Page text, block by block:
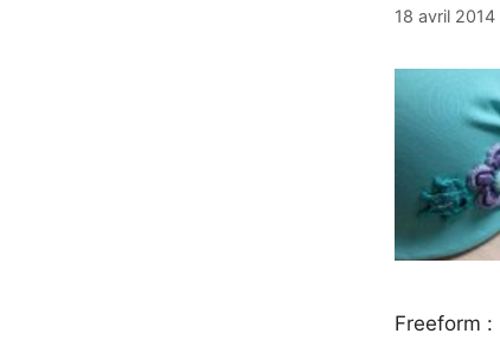
18 avril 2014
Freeform